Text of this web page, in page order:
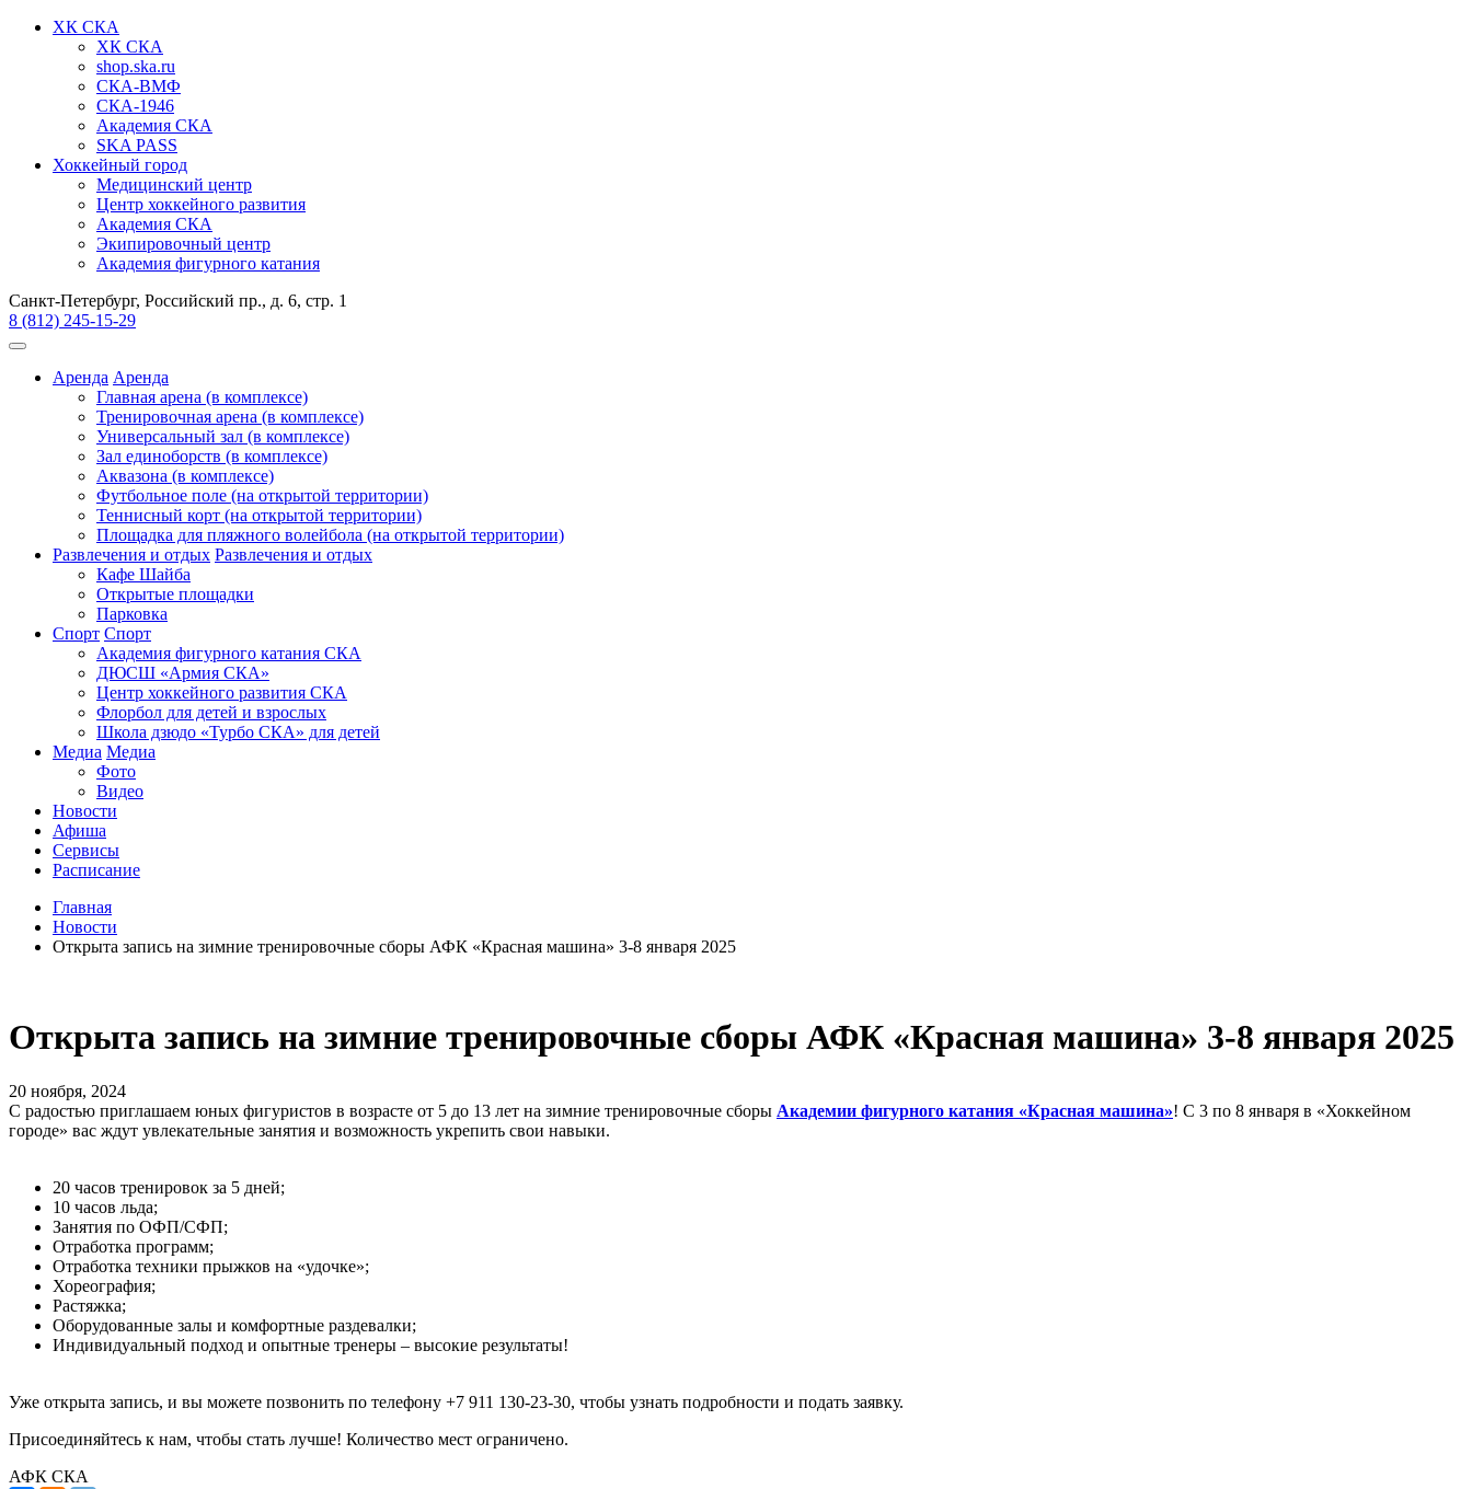
ХК СКА
ХК СКА
shop.ska.ru
СКА-ВМФ
СКА-1946
Академия СКА
SKA PASS
Хоккейный город
Медицинский центр
Центр хоккейного развития
Академия СКА
Экипировочный центр
Академия фигурного катания
Санкт-Петербург, Российский пр., д. 6, стр. 1
8 (812) 245-15-29
Аренда Аренда
Главная арена (в комплексе)
Тренировочная арена (в комплексе)
Универсальный зал (в комплексе)
Зал единоборств (в комплексе)
Аквазона (в комплексе)
Футбольное поле (на открытой территории)
Теннисный корт (на открытой территории)
Площадка для пляжного волейбола (на открытой территории)
Развлечения и отдых Развлечения и отдых
Кафе Шайба
Открытые площадки
Парковка
Спорт Спорт
Академия фигурного катания СКА
ДЮСШ «Армия СКА»
Центр хоккейного развития СКА
Флорбол для детей и взрослых
Школа дзюдо «Турбо СКА» для детей
Медиа Медиа
Фото
Видео
Новости
Афиша
Сервисы
Расписание
Главная
Новости
Открыта запись на зимние тренировочные сборы АФК «Красная машина» 3-8 января 2025
Открыта запись на зимние тренировочные сборы АФК «Красная машина» 3-8 января 2025
20 ноября, 2024
С радостью приглашаем юных фигуристов в возрасте от 5 до 13 лет на зимние тренировочные сборы Академии фигурного катания «Красная машина»! С 3 по 8 января в «Хоккейном
городе» вас ждут увлекательные занятия и возможность укрепить свои навыки.
20 часов тренировок за 5 дней;
10 часов льда;
Занятия по ОФП/СФП;
Отработка программ;
Отработка техники прыжков на «удочке»;
Хореография;
Растяжка;
Оборудованные залы и комфортные раздевалки;
Индивидуальный подход и опытные тренеры – высокие результаты!
Уже открыта запись, и вы можете позвонить по телефону +7 911 130-23-30, чтобы узнать подробности и подать заявку.
Присоединяйтесь к нам, чтобы стать лучше! Количество мест ограничено.
АФК СКА